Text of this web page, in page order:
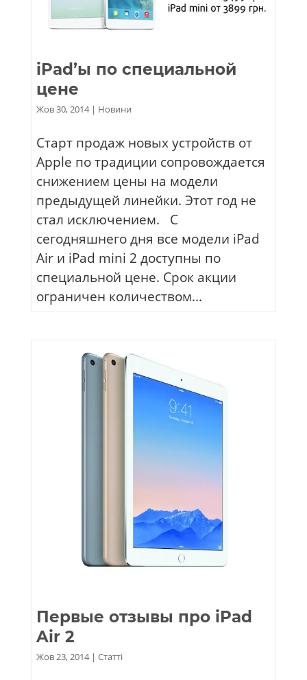
iPad’ы по специальной
цене
Жов 30, 2014| Новини
Старт продаж новых устройств от
Apple по традиции сопровождается
снижением цены на модели
предыдущей линейки. Этот год не
стал исключением. С
сегодняшнего дня все модели iPad
Air и iPad mini 2 доступны по
специальной цене. Срок акции
ограничен количеством...
Первые отзывы про iPad
Air 2
Жов 23, 2014| Статті